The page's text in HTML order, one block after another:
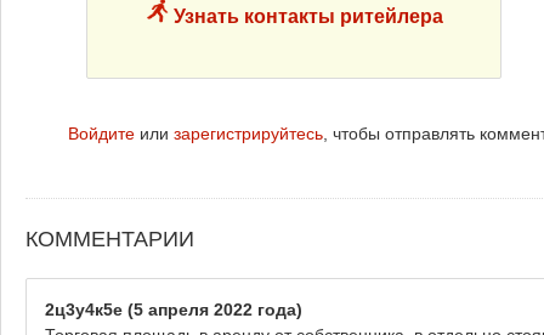
Узнать контакты ритейлера
Войдите или зарегистрируйтесь, чтобы отправлять
КОММЕНТАРИИ
2ц3у4к5е (5 апреля 2022 года)